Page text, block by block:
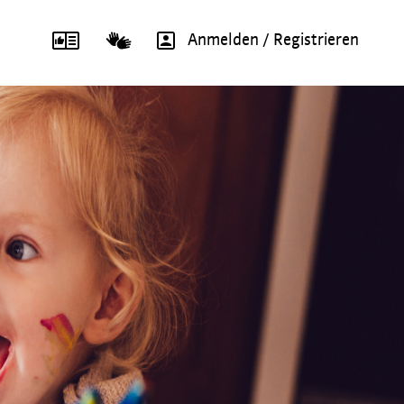
Anmelden / Registrieren